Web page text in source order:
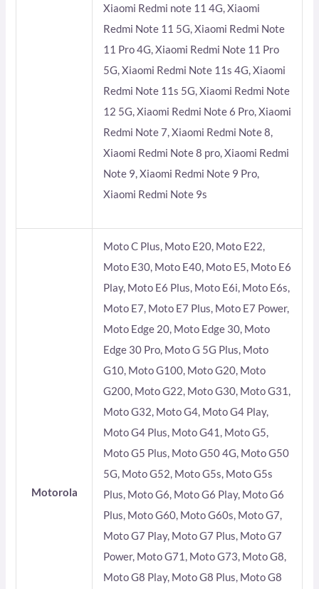
Xiaomi Redmi note 11 4G, Xiaomi
Redmi Note 11 5G, Xiaomi Redmi Note
11 Pro 4G, Xiaomi Redmi Note 11 Pro
5G, Xiaomi Redmi Note 11s 4G, Xiaomi
Redmi Note 11s 5G, Xiaomi Redmi Note
12 5G, Xiaomi Redmi Note 6 Pro, Xiaomi
Redmi Note 7, Xiaomi Redmi Note 8,
Xiaomi Redmi Note 8 pro, Xiaomi Redmi
Note 9, Xiaomi Redmi Note 9 Pro,
Xiaomi Redmi Note 9s
Motorola
Moto C Plus, Moto E20, Moto E22,
Moto E30, Moto E40, Moto E5, Moto E6
Play, Moto E6 Plus, Moto E6i, Moto E6s,
Moto E7, Moto E7 Plus, Moto E7 Power,
Moto Edge 20, Moto Edge 30, Moto
Edge 30 Pro, Moto G 5G Plus, Moto
G10, Moto G100, Moto G20, Moto
G200, Moto G22, Moto G30, Moto G31,
Moto G32, Moto G4, Moto G4 Play,
Moto G4 Plus, Moto G41, Moto G5,
Moto G5 Plus, Moto G50 4G, Moto G50
5G, Moto G52, Moto G5s, Moto G5s
Plus, Moto G6, Moto G6 Play, Moto G6
Plus, Moto G60, Moto G60s, Moto G7,
Moto G7 Play, Moto G7 Plus, Moto G7
Power, Moto G71, Moto G73, Moto G8,
Moto G8 Play, Moto G8 Plus, Moto G8